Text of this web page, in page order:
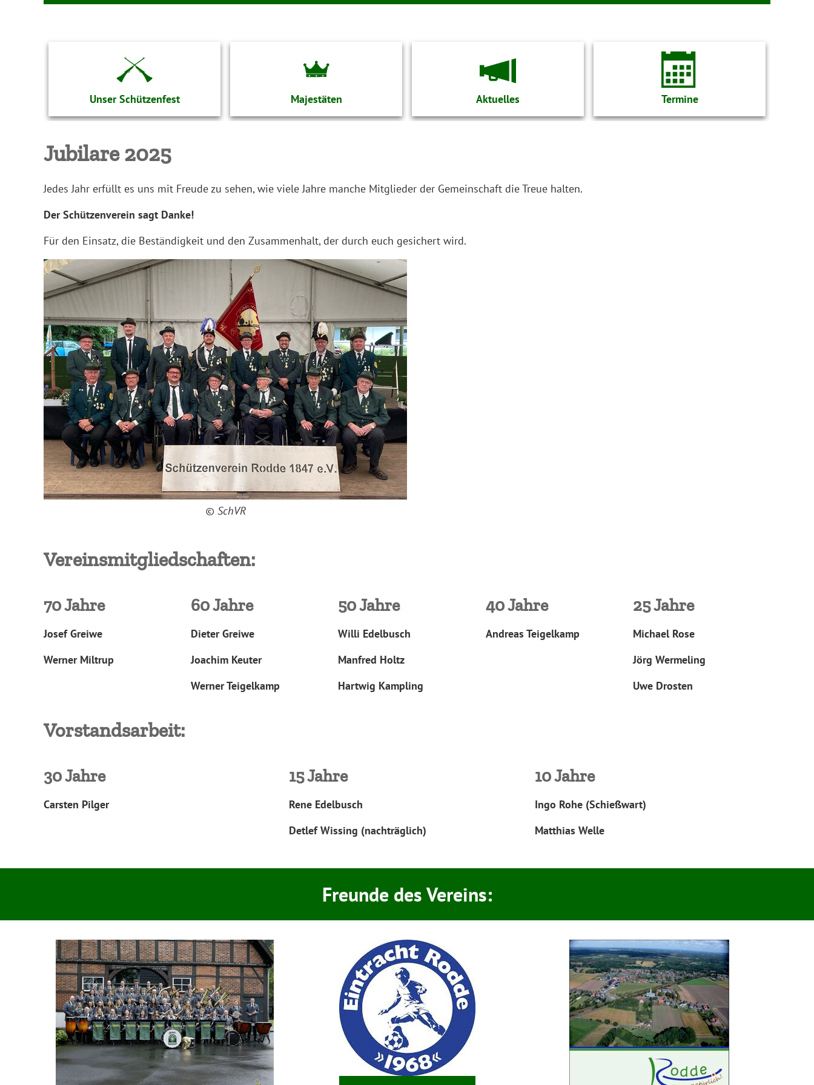
Unser Schützenfest Majestäten Aktuelles Termine
Jubilare 2025
Jedes Jahr erfüllt es uns mit Freude zu sehen, wie viele Jahre manche Mitglieder der Gemeinschaft die Treue halten.
Der Schützenverein sagt Danke!
Für den Einsatz, die Beständigkeit und den Zusammenhalt, der durch euch gesichert wird.
© SchVR
Vereinsmitgliedschaften:
70 Jahre
Josef Greiwe
Werner Miltrup
60 Jahre
Dieter Greiwe
Joachim Keuter
Werner Teigelkamp
50 Jahre
Willi Edelbusch
Manfred Holtz
Hartwig Kampling
40 Jahre
Andreas Teigelkamp
25 Jahre
Michael Rose
Jörg Wermeling
Uwe Drosten
Vorstandsarbeit:
30 Jahre
Carsten Pilger
15 Jahre
Rene Edelbusch
Detlef Wissing (nachträglich)
10 Jahre
Ingo Rohe (Schießwart)
Matthias Welle
Freunde des Vereins: